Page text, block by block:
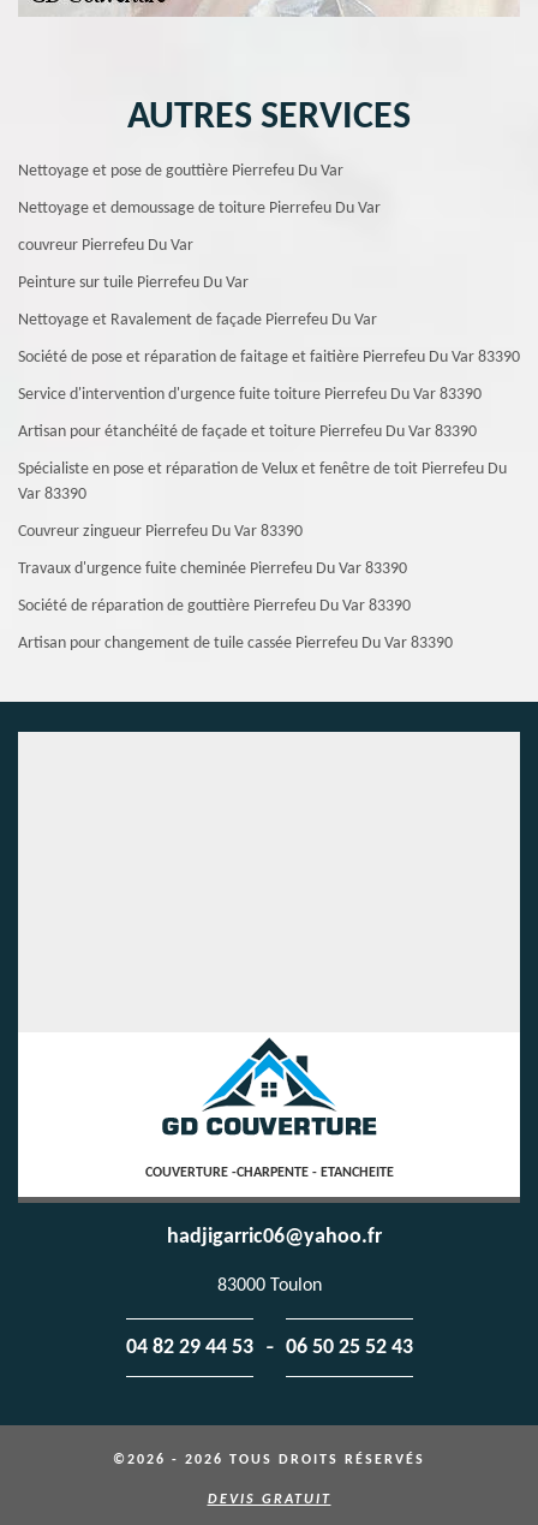
AUTRES SERVICES
Nettoyage et pose de gouttière Pierrefeu Du Var
Nettoyage et demoussage de toiture Pierrefeu Du Var
couvreur Pierrefeu Du Var
Peinture sur tuile Pierrefeu Du Var
Nettoyage et Ravalement de façade Pierrefeu Du Var
Société de pose et réparation de faitage et faitière Pierrefeu Du Var 83390
Service d'intervention d'urgence fuite toiture Pierrefeu Du Var 83390
Artisan pour étanchéité de façade et toiture Pierrefeu Du Var 83390
Spécialiste en pose et réparation de Velux et fenêtre de toit Pierrefeu Du
Var 83390
Couvreur zingueur Pierrefeu Du Var 83390
Travaux d'urgence fuite cheminée Pierrefeu Du Var 83390
Société de réparation de gouttière Pierrefeu Du Var 83390
Artisan pour changement de tuile cassée Pierrefeu Du Var 83390
COUVERTURE -CHARPENTE - ETANCHEITE
hadjigarric06@yahoo.fr
83000 Toulon
04 82 29 44 53 - 06 50 25 52 43
©2026 - 2026 TOUS DROITS RÉSERVÉS
DEVIS GRATUIT